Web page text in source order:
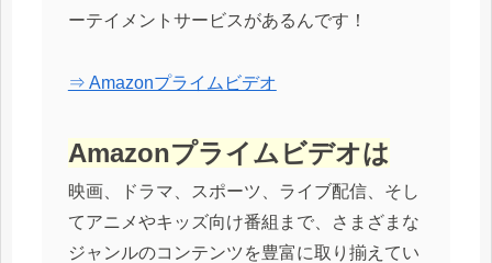
ーテイメントサービスがあるんです！
⇒ Amazonプライムビデオ
Amazonプライムビデオは
映画、ドラマ、スポーツ、ライブ配信、そし
てアニメやキッズ向け番組まで、さまざまな
ジャンルのコンテンツを豊富に取り揃えてい